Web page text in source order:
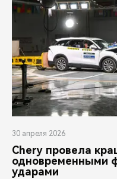
30 апреля 2026
Chery провела
одновременными
ударами